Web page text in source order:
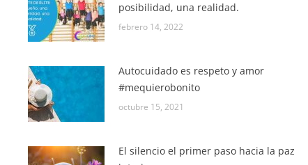
posibilidad, una realidad.
febrero 14, 2022
Autocuidado es respeto y amor
#mequierobonito
octubre 15, 2021
El silencio el primer paso hacia la paz